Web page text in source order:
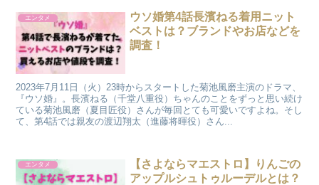
エンタメ
ウソ婚第4話長濱ねる着用ニット
ベストは？ブランドやお店などを
調査！
2023年7月11日（火）23時からスタートした菊池風磨主演のドラマ、
『ウソ婚』。長濱ねる（千堂八重役）ちゃんのことをずっと思い続け
ている菊池風磨（夏目匠役）さんが毎回とても可愛いですよね。そし
て、第4話では親友の渡辺翔太（進藤将暉役）さん...
エンタメ
【さよならマエストロ】りんごの
アップルシュトゥルーデルとは？